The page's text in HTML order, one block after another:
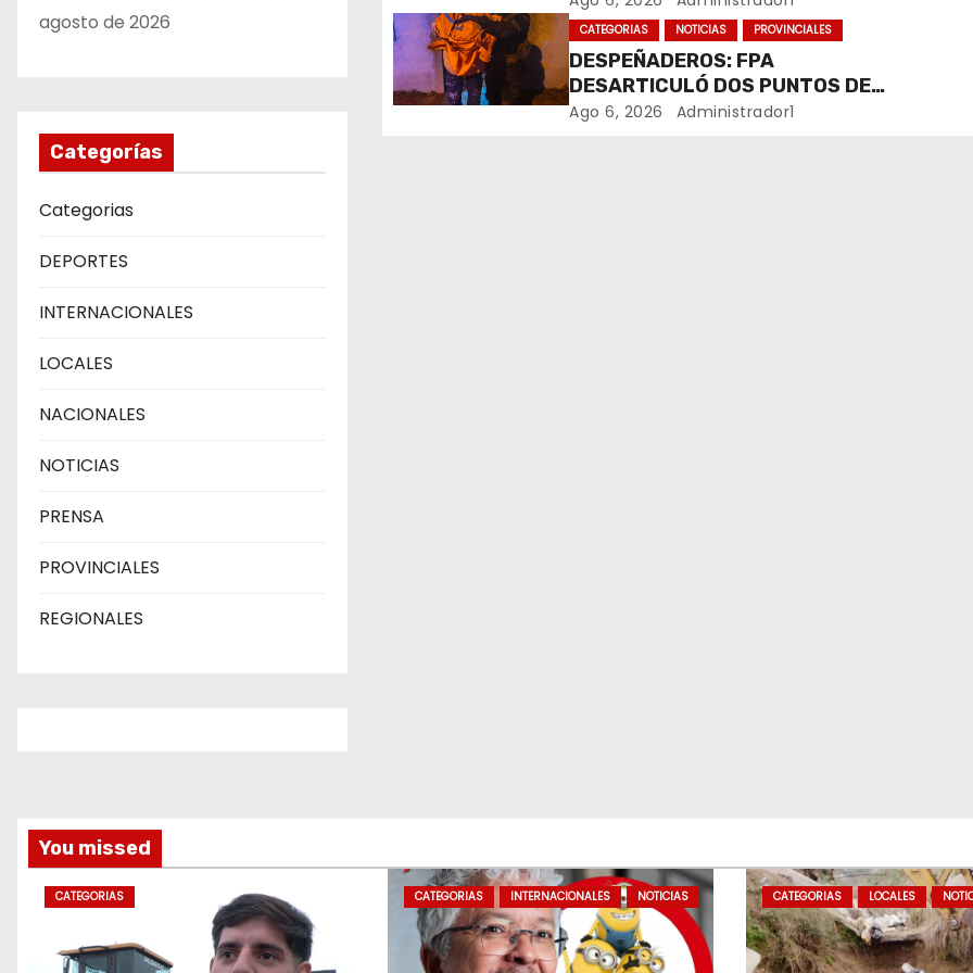
agosto de 2026
Categorías
Categorias
DEPORTES
INTERNACIONALES
LOCALES
NACIONALES
NOTICIAS
PRENSA
PROVINCIALES
REGIONALES
d
e
e
VIRALIZARSE
CATEGORIAS NOTICIAS PROVINCIALES
DESPEÑADEROS: FPA
DESARTICULÓ DOS PUNTOS DE
VENTA DE DROGAS. TRES
Ago 6, 2026 Administrador1
You missed
CATEGORIAS CATEGORIAS INTERNACIONALES NOTICIAS CATEGORIAS LOCALES